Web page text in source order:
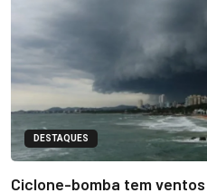
DESTAQUES
Ciclone-bomba tem